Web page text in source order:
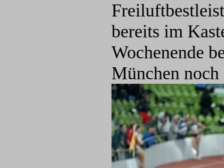
bereits im
Wochenende
München